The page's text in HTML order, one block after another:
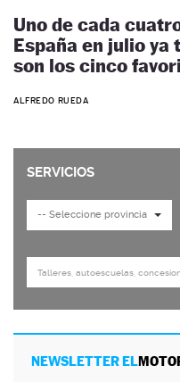
Uno de cada
España en julio ya
son los cinco
ALFREDO RUEDA
NEWSLETTER EL